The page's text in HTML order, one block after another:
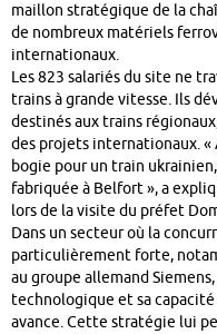
maillon stratégique de la
de nombreux matériels
internationaux.
Les 823 salariés du site ne
trains à grande vitesse. Ils
destinés aux trains
des projets internationaux.
bogie pour un train
fabriquée à Belfort », a
lors de la visite du préfet
Dans un secteur où la
particulièrement forte,
au groupe allemand
technologique et sa
avance. Cette stratégie lui